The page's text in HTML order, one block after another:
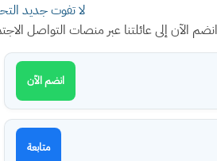
لا تفوت جديد
انضم الآن إلى عائلتنا عبر منصات التواصل
انضم الآن
متابعة